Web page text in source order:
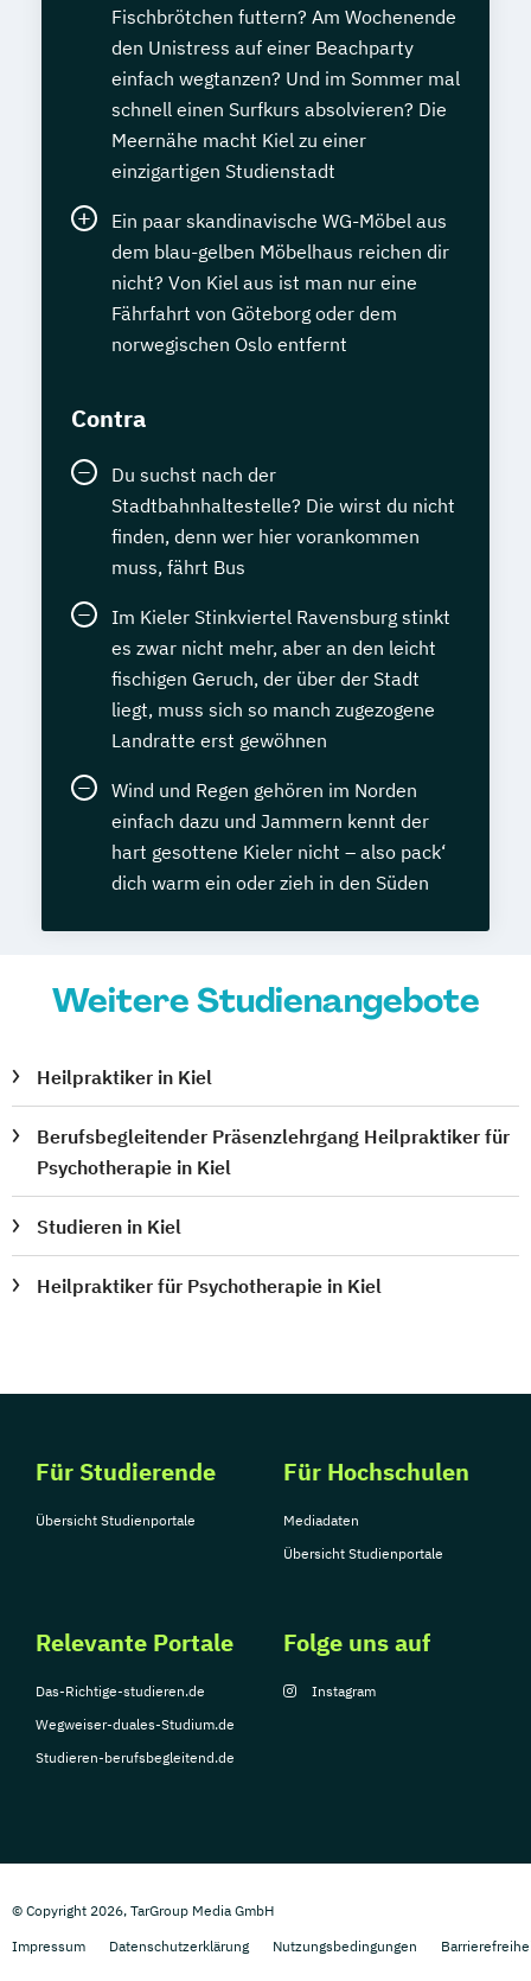
Fischbrötchen futtern? Am Wochenende
den Unistress auf einer Beachparty
einfach wegtanzen? Und im Sommer mal
schnell einen Surfkurs absolvieren? Die
Meernähe macht Kiel zu einer
einzigartigen Studienstadt
Ein paar skandinavische WG-Möbel aus
dem blau-gelben Möbelhaus reichen dir
nicht? Von Kiel aus ist man nur eine
Fährfahrt von Göteborg oder dem
norwegischen Oslo entfernt
Contra
Du suchst nach der
Stadtbahnhaltestelle? Die wirst du nicht
finden, denn wer hier vorankommen
muss, fährt Bus
Im Kieler Stinkviertel Ravensburg stinkt
es zwar nicht mehr, aber an den leicht
fischigen Geruch, der über der Stadt
liegt, muss sich so manch zugezogene
Landratte erst gewöhnen
Wind und Regen gehören im Norden
einfach dazu und Jammern kennt der
hart gesottene Kieler nicht – also pack‘
dich warm ein oder zieh in den Süden
Weitere Studienangebote
Heilpraktiker in Kiel
Berufsbegleitender Präsenzlehrgang Heilpraktiker für
Psychotherapie in Kiel
Studieren in Kiel
Heilpraktiker für Psychotherapie in Kiel
Für Studierende
Übersicht Studienportale
Für Hochschulen
Mediadaten
Übersicht Studienportale
Relevante Portale
Das-Richtige-studieren.de
Wegweiser-duales-Studium.de
Studieren-berufsbegleitend.de
Folge uns auf
Instagram
© Copyright 2026, TarGroup Media GmbH
Impressum
Datenschutzerklärung Nutzungsbedingungen